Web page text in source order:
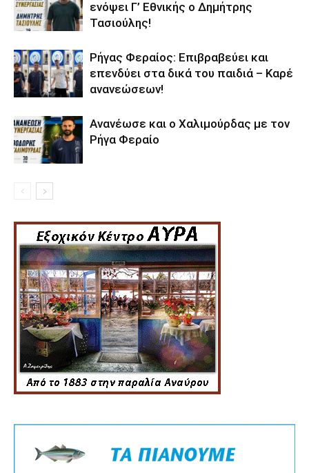
ενόψει Γ’ Εθνικής ο Δημήτρης
Τασιούλης!
Ρήγας Φεραίος: Επιβραβεύει και
επενδύει στα δικά του παιδιά – Καρέ
ανανεώσεων!
Ανανέωσε και ο Χαλιμούρδας με τον
Ρήγα Φεραίο